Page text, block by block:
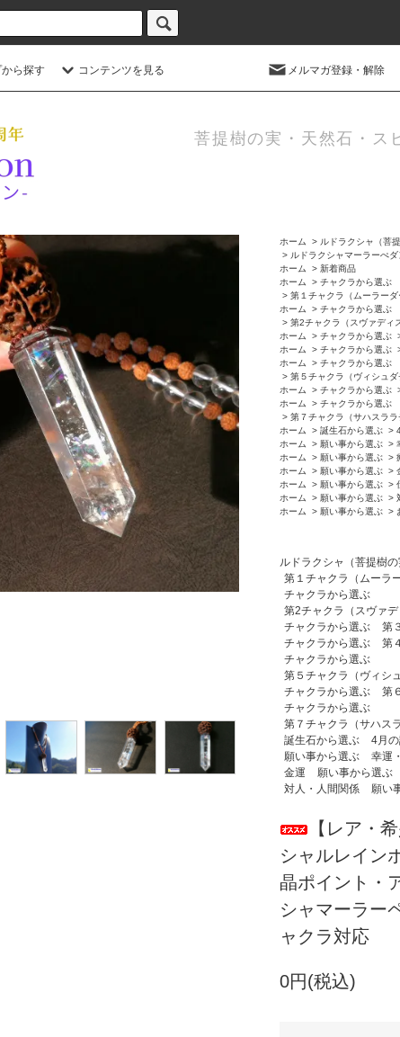
ら探す コンテンツを見る メルマガ登録・解除
菩提樹の実・天然石・ス
ホーム > ルドラクシャ（菩提
> ルドラクシャマーラーぺ
ホーム
> 新着商品
ホーム
> チャクラから選ぶ
> 第１チャクラ（ムーラー
ホーム
> チャクラから選ぶ
> 第2チャクラ（スヴァディ
ホーム
> チャクラから選ぶ
ホーム
> チャクラから選ぶ
ホーム
> チャクラから選ぶ
> 第５チャクラ（ヴィシュ
ホーム
> チャクラから選ぶ
ホーム
> チャクラから選ぶ
> 第７チャクラ（サハスラ
ホーム
> 誕生石から選ぶ >
ホーム
> 願い事から選ぶ >
ホーム
> 願い事から選ぶ >
ホーム
> 願い事から選ぶ >
ホーム
> 願い事から選ぶ >
ホーム
> 願い事から選ぶ >
ホーム
> 願い事から選ぶ >
ルドラクシャ（菩提樹の
第１チャクラ（ムーラ
チャクラから選ぶ
第2チャクラ（スヴァ
チャクラから選ぶ
第
チャクラから選ぶ
第
チャクラから選ぶ
第５チャクラ（ヴィシ
チャクラから選ぶ
第
チャクラから選ぶ
第７チャクラ（サハス
誕生石から選ぶ
4月
願い事から選ぶ
幸運
金運
願い事から選ぶ
対人・人間関係
願い
【レア・
シャルレイン
晶ポイント・
シャマーラー
ャクラ対応
0円(税込)